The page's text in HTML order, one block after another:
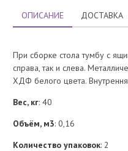
ОПИСАНИЕ ДОСТАВКА
При сборке стола тумбу с
справа, так и слева.
ХДФ белого цвета.
Вес, кг: 40
Объём, м3: 0,16
Количество упаковок: 2